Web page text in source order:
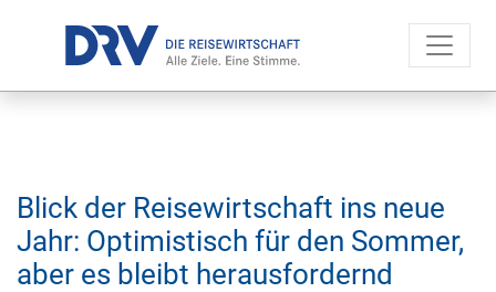
Blick der Reisewirtschaft ins neue
Jahr: Optimistisch für den Sommer,
aber es bleibt herausfordernd